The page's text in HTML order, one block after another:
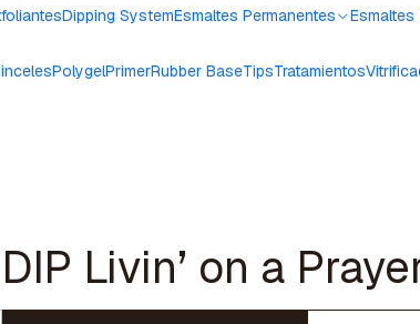
Dipping SystemEsmaltes Permanentes Esmaltes
PolygelPrimerRubber BaseTipsTratamientos
Livin’ on a